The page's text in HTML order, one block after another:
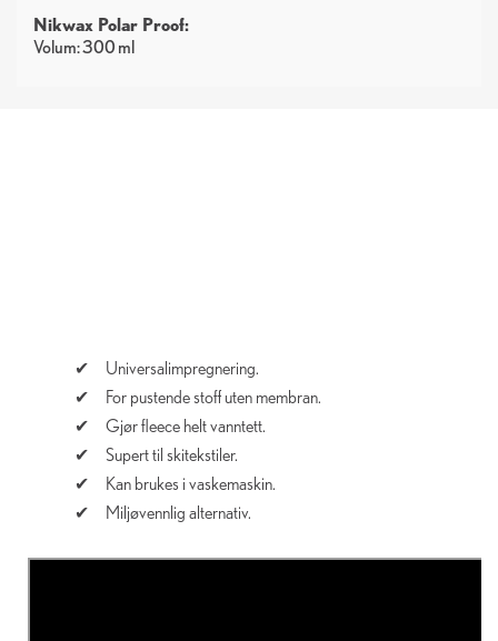
Nikwax Polar Proof:
Volum: 300 ml
Universalimpregnering.
For pustende stoff uten membran.
Gjør fleece helt vanntett.
Supert til skitekstiler.
Kan brukes i vaskemaskin.
Miljøvennlig alternativ.